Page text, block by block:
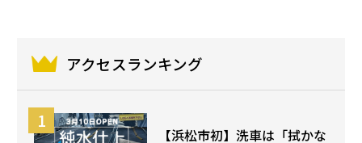
アクセスランキング
【浜松市初】洗車は「拭かな